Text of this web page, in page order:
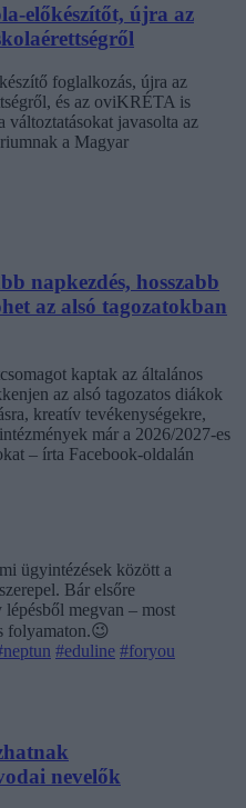
előkészítőt, újra az
foglalkozás, újra az
és az oviKRÉTA is
változtatásokat javasolta az
a Magyar
napkezdés, hosszabb
az alsó tagozatokban
kaptak az általános
az alsó tagozatos diákok
kreatív tevékenységekre,
már a 2026/2027-es
– írta Facebook-oldalán
ügyintézések között a
Bár elsőre
megvan – most
folyamaton.😉
#eduline #foryou
nevelők